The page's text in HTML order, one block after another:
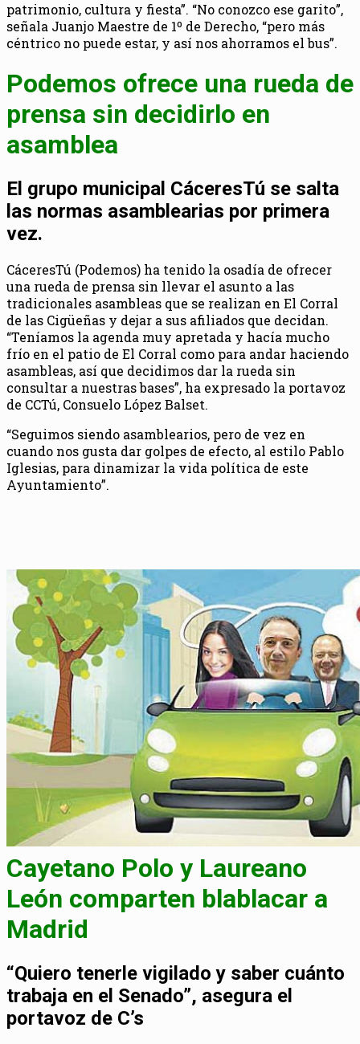
patrimonio, cultura y fiesta”. “No conozco ese garito”,
señala Juanjo Maestre de 1º de Derecho, “pero más
céntrico no puede estar, y así nos ahorramos el bus”.
Podemos ofrece una rueda de
prensa sin decidirlo en
asamblea
El grupo municipal CáceresTú se salta
las normas asamblearias por primera
vez.
CáceresTú (Podemos) ha tenido la osadía de ofrecer
una rueda de prensa sin llevar el asunto a las
tradicionales asambleas que se realizan en El Corral
de las Cigüeñas y dejar a sus afiliados que decidan.
“Teníamos la agenda muy apretada y hacía mucho
frío en el patio de El Corral como para andar haciendo
asambleas, así que decidimos dar la rueda sin
consultar a nuestras bases”, ha expresado la portavoz
de CCTú, Consuelo López Balset.
“Seguimos siendo asamblearios, pero de vez en
cuando nos gusta dar golpes de efecto, al estilo Pablo
Iglesias, para dinamizar la vida política de este
Ayuntamiento”.
Cayetano Polo y Laureano
León comparten blablacar a
Madrid
“Quiero tenerle vigilado y saber cuánto
trabaja en el Senado”, asegura el
portavoz de C’s